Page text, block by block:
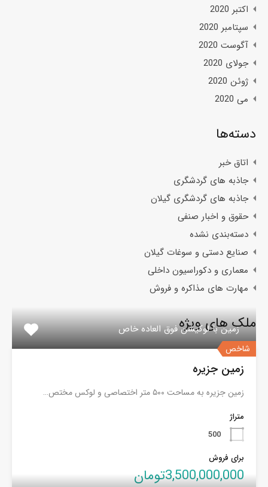
اکتبر 2020
سپتامبر 2020
آگوست 2020
جولای 2020
ژوئن 2020
می 2020
دسته‌ها
اتاق خبر
جاذبه های گردشگری
جاذبه های گردشگری گیلان
حقوق و اخبار صنفی
دسته‌بندی نشده
صنایع دستی و سوغات گیلان
معماری و دکوراسیون داخلی
مهارت های مذاکره و فروش
ملک های ویژه
شاخص
زمین با لوکیشن فوق العاده خاص
زمین جزیره
زمین جزیره به مساحت ۵۰۰ متر اختصاصی و لوکس مختص…
متراژ
500
برای فروش
3,500,000,000تومان